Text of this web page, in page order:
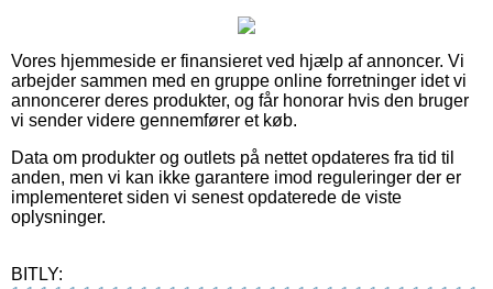
Vores hjemmeside er finansieret ved hjælp af annoncer. Vi
arbejder sammen med en gruppe online forretninger idet vi
annoncerer deres produkter, og får honorar hvis den bruger
vi sender videre gennemfører et køb.
Data om produkter og outlets på nettet opdateres fra tid til
anden, men vi kan ikke garantere imod reguleringer der er
implementeret siden vi senest opdaterede de viste
oplysninger.
BITLY: